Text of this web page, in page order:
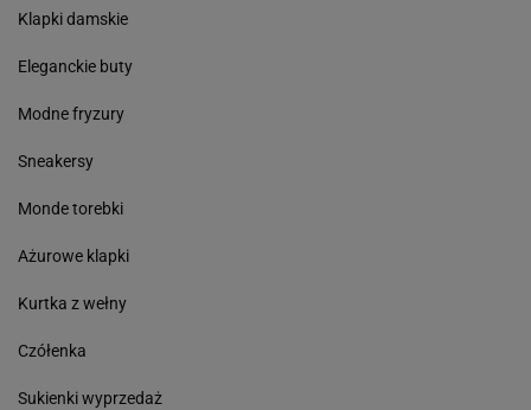
Klapki damskie
Eleganckie buty
Modne fryzury
Sneakersy
Monde torebki
Ażurowe klapki
Kurtka z wełny
Czółenka
Sukienki wyprzedaż